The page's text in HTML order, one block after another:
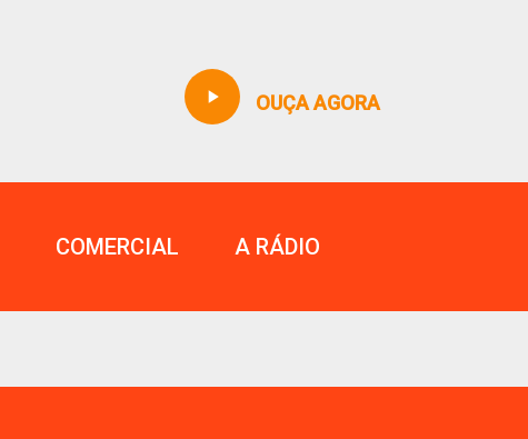
play_arrow OUÇA AGORA
COMERCIAL A RÁDIO